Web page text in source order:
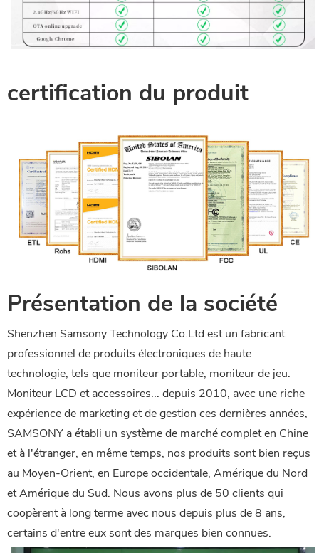
certification du produit
Présentation de la société
Shenzhen Samsony Technology Co.Ltd est un fabricant
professionnel de produits électroniques de haute
technologie, tels que moniteur portable, moniteur de jeu.
Moniteur LCD et accessoires... depuis 2010, avec une riche
expérience de marketing et de gestion ces dernières années,
SAMSONY a établi un système de marché complet en Chine
et à l'étranger, en même temps, nos produits sont bien reçus
au Moyen-Orient, en Europe occidentale, Amérique du Nord
et Amérique du Sud. Nous avons plus de 50 clients qui
coopèrent à long terme avec nous depuis plus de 8 ans,
certains d'entre eux sont des marques bien connues.